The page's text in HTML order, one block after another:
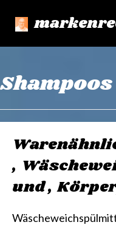
Shampoos
und